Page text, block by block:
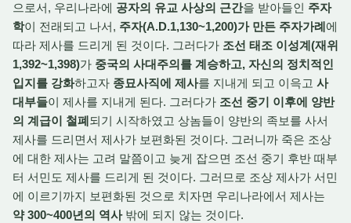
으로서, 우리나라에 공자의 유교 사상의 근간을 받아들인 주자
학이 전래되고 나서, 주자(A.D.1,130~1,200)가 만든 주자가례에
따라 제사를 드리게 된 것이다. 그러다가 조선 태조 이성계(재위
1,392~1,398)가 중국의 사대주의를 계승하고, 자신의 정치적인
입지를 강화하고자 종묘사직에 제사를 지내게 되고 이윽고 사
대부들이 제사를 지내게 된다. 그러다가 조선 중기 이후에 양반
의 계급이 철폐되기 시작하였고 상놈들이 양반의 족보를 사서
제사를 드리면서 제사가 보편화된 것이다. 그러니까 죽은 조상
에 대한 제사는 고려 말쯤이고 늦게 잡으면 조선 중기 후반 때부
터 서민도 제사를 드리게 된 것이다. 그러므로 조상 제사가 서민
에 이르기까지 보편화된 것으로 치자면 우리나라에서 제사는
약 300~400년의 역사밖에 되지 않는 것이다.